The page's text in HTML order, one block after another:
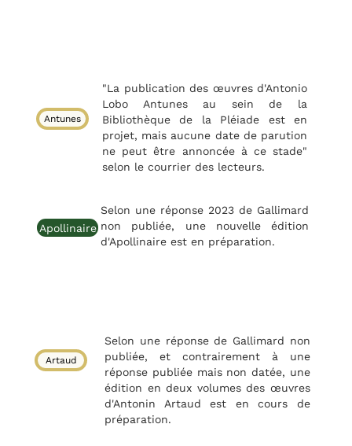
"La publication des œuvres d'Antonio
Lobo Antunes au sein de la
Bibliothèque de la Pléiade est en
projet, mais aucune date de parution
ne peut être annoncée à ce stade"
selon le courrier des lecteurs.
Antunes
Selon une réponse 2023 de Gallimard
non publiée, une nouvelle édition
d'Apollinaire est en préparation.
Apollinaire
Selon une réponse de Gallimard non
publiée, et contrairement à une
réponse publiée mais non datée, une
édition en deux volumes des œuvres
d'Antonin Artaud est en cours de
préparation.
Artaud